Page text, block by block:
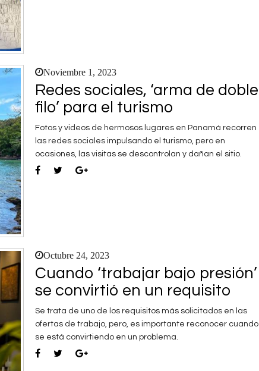
Noviembre 1, 2023
Redes sociales, ‘arma de doble
filo’ para el turismo
Fotos y videos de hermosos lugares en Panamá recorren
las redes sociales impulsando el turismo, pero en
ocasiones, las visitas se descontrolan y dañan el sitio.
Octubre 24, 2023
Cuando ‘trabajar bajo presión’
se convirtió en un requisito
Se trata de uno de los requisitos más solicitados en las
ofertas de trabajo, pero, es importante reconocer cuando
se está convirtiendo en un problema.